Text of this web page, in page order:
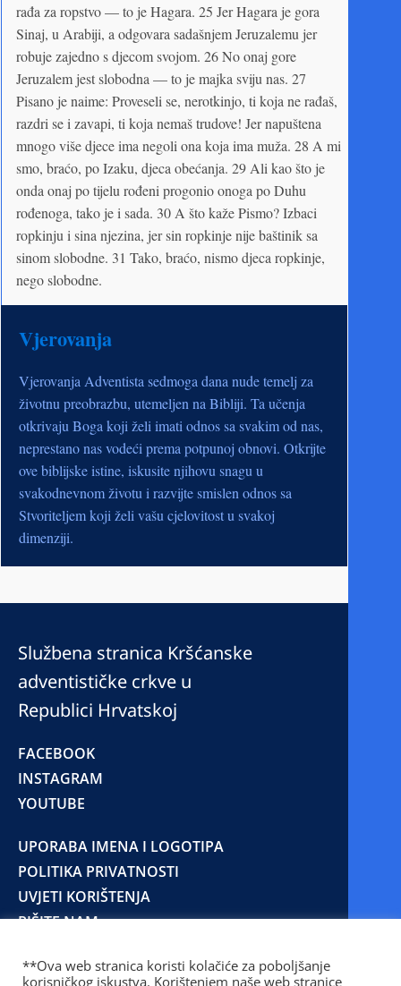
rađa za ropstvo — to je Hagara. 25 Jer Hagara je gora
Sinaj, u Arabiji, a odgovara sadašnjem Jeruzalemu jer
robuje zajedno s djecom svojom. 26 No onaj gore
Jeruzalem jest slobodna — to je majka sviju nas. 27
Pisano je naime: Proveseli se, nerotkinjo, ti koja ne rađaš,
razdri se i zavapi, ti koja nemaš trudove! Jer napuštena
mnogo više djece ima negoli ona koja ima muža. 28 A mi
smo, braćo, po Izaku, djeca obećanja. 29 Ali kao što je
onda onaj po tijelu rođeni progonio onoga po Duhu
rođenoga, tako je i sada. 30 A što kaže Pismo? Izbaci
ropkinju i sina njezina, jer sin ropkinje nije baštinik sa
sinom slobodne. 31 Tako, braćo, nismo djeca ropkinje,
nego slobodne.
Vjerovanja
Vjerovanja Adventista sedmoga dana nude temelj za
životnu preobrazbu, utemeljen na Bibliji. Ta učenja
otkrivaju Boga koji želi imati odnos sa svakim od nas,
neprestano nas vodeći prema potpunoj obnovi. Otkrijte
ove biblijske istine, iskusite njihovu snagu u
svakodnevnom životu i razvijte smislen odnos sa
Stvoriteljem koji želi vašu cjelovitost u svakoj
dimenziji.
Službena stranica Kršćanske
adventističke crkve u
Republici Hrvatskoj
FACEBOOK
INSTAGRAM
YOUTUBE
UPORABA IMENA I LOGOTIPA
POLITIKA PRIVATNOSTI
UVJETI KORIŠTENJA
PIŠITE NAM
**Ova web stranica koristi kolačiće za poboljšanje
korisničkog iskustva. Korištenjem naše web stranice